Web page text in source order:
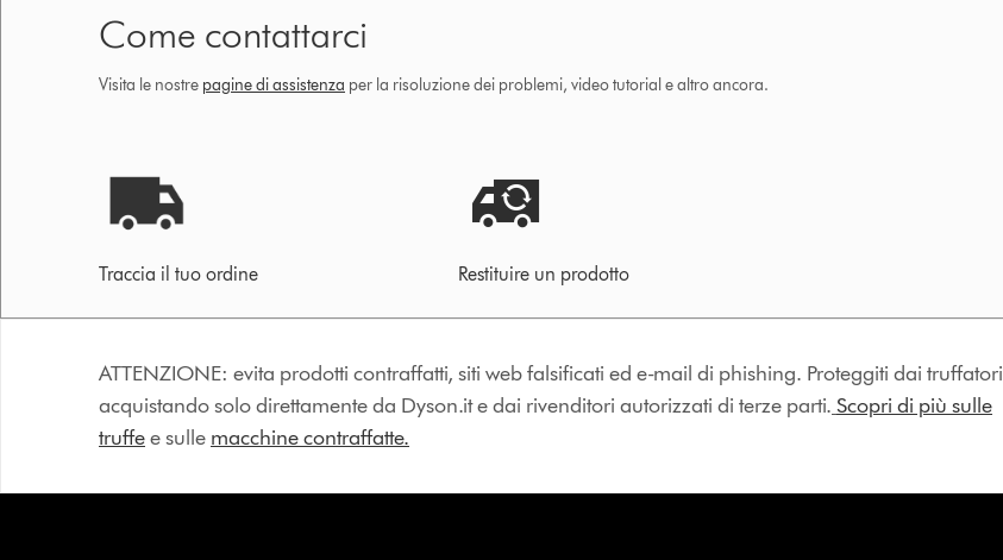
Come contattarci
Visita le nostre pagine di assistenza per la risoluzione dei problemi, video tutorial e altro ancora.
Traccia il tuo ordine Restituire un prodotto
ATTENZIONE: evita prodotti contraffatti, siti web falsificati ed e-mail di phishing. Proteggiti dai truffatori
acquistando solo direttamente da Dyson.it e dai rivenditori autorizzati di terze parti. Scopri di più sulle
truffee sulle macchine contraffatte.